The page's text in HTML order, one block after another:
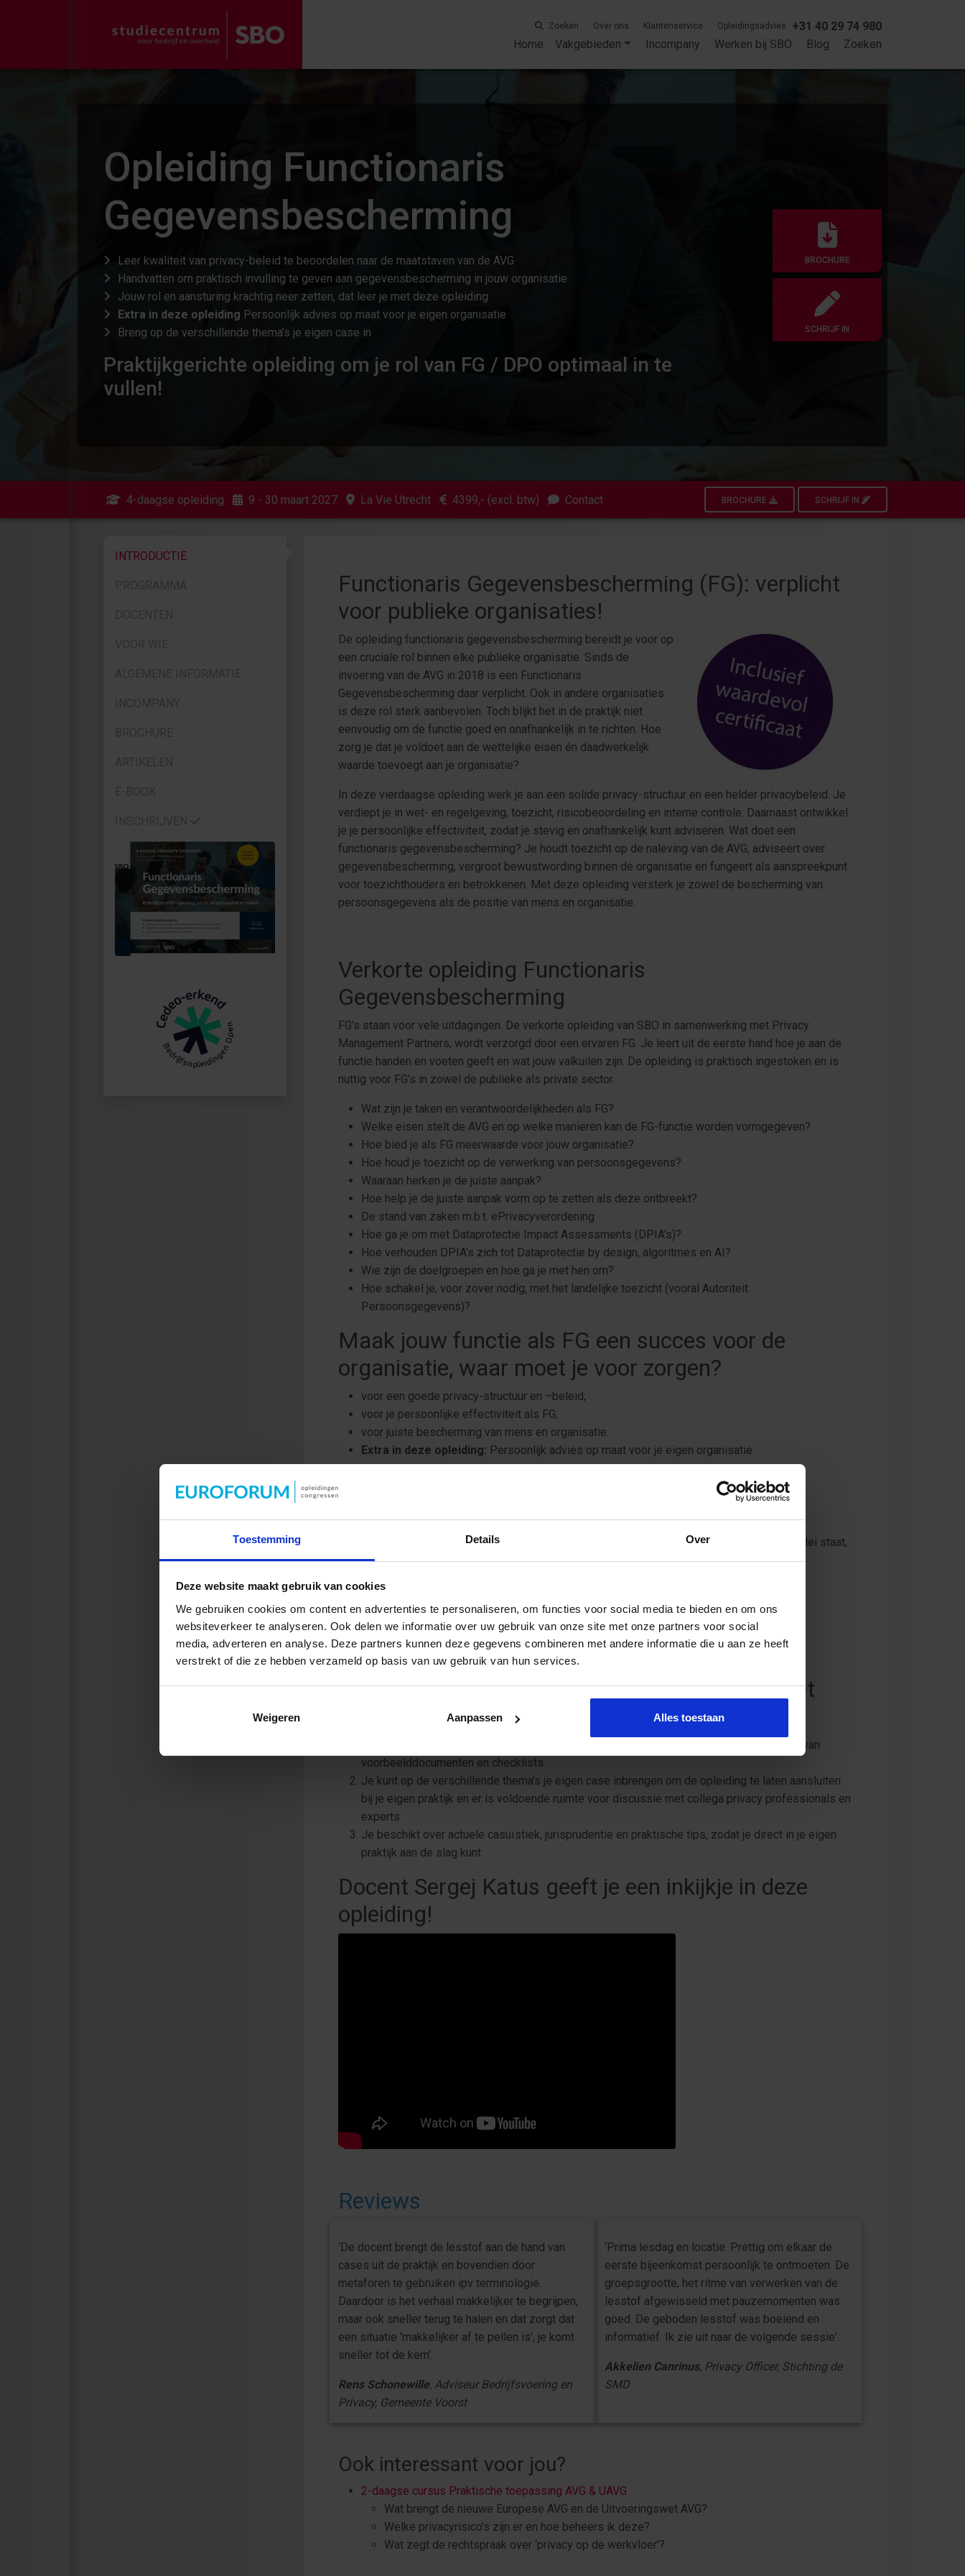
Toestemming Details Over
Deze website maakt gebruik van cookies
We gebruiken cookies om content en advertenties te personaliseren, om functies voor social media te bieden en om ons
websiteverkeer te analyseren. Ook delen we informatie over uw gebruik van onze site met onze partners voor social
media, adverteren en analyse. Deze partners kunnen deze gegevens combineren met andere informatie die u aan ze heeft
verstrekt of die ze hebben verzameld op basis van uw gebruik van hun services.
Weigeren Aanpassen Alles toestaan
Zoeken Over ons Klantenservice Opleidingsadvies
+31 40 29 74 980
Home
Vakgebieden Incompany Werken bij SBO Blog Zoeken
Opleiding Functionaris
Gegevensbescherming
Leer kwaliteit van privacy-beleid te beoordelen naar de maatstaven van de AVG
Handvatten om praktisch invulling te geven aan gegevensbescherming in jouw organisatie
Jouw rol en aansturing krachtig neer zetten, dat leer je met deze opleiding
Extra in deze opleiding Persoonlijk advies op maat voor je eigen organisatie
Breng op de verschillende thema’s je eigen case in
Praktijkgerichte opleiding om je rol van FG / DPO optimaal in te
vullen!
BROCHURE
SCHRIJF IN
4-daagse opleiding 9 - 30 maart 2027 La Vie Utrecht 4399,- (excl. btw) Contact BROCHURE SCHRIJF IN
INTRODUCTIE
Functionaris Gegevensbescherming (FG): verplicht
voor publieke organisaties!
De opleiding functionaris gegevensbescherming bereidt je voor op
een cruciale rol binnen elke publieke organisatie. Sinds de
invoering van de AVG in 2018 is een Functionaris
Gegevensbescherming daar verplicht. Ook in andere organisaties
is deze rol sterk aanbevolen. Toch blijkt het in de praktijk niet
eenvoudig om de functie goed en onafhankelijk in te richten. Hoe
zorg je dat je voldoet aan de wettelijke eisen én daadwerkelijk
waarde toevoegt aan je organisatie?
In deze vierdaagse opleiding werk je aan een solide privacy-structuur en een helder privacybeleid. Je
verdiept je in wet- en regelgeving, toezicht, risicobeoordeling en interne controle. Daarnaast ontwikkel
je je persoonlijke effectiviteit, zodat je stevig en onafhankelijk kunt adviseren. Wat doet een
functionaris gegevensbescherming? Je houdt toezicht op de naleving van de AVG, adviseert over
gegevensbescherming, vergroot bewustwording binnen de organisatie en fungeert als aanspreekpunt
voor toezichthouders en betrokkenen. Met deze opleiding versterk je zowel de bescherming van
persoonsgegevens als de positie van mens en organisatie.
Verkorte opleiding Functionaris
Gegevensbescherming
FG’s staan voor vele uitdagingen. De verkorte opleiding van SBO in samenwerking met Privacy
Management Partners, wordt verzorgd door een ervaren FG. Je leert uit de eerste hand hoe je aan de
functie handen en voeten geeft en wat jouw valkuilen zijn. De opleiding is praktisch ingestoken en is
nuttig voor FG’s in zowel de publieke als private sector.
Wat zijn je taken en verantwoordelijkheden als FG?
Welke eisen stelt de AVG en op welke manieren kan de FG-functie worden vormgegeven?
Hoe bied je als FG meerwaarde voor jouw organisatie?
Hoe houd je toezicht op de verwerking van persoonsgegevens?
Waaraan herken je de juiste aanpak?
Hoe help je de juiste aanpak vorm op te zetten als deze ontbreekt?
De stand van zaken m.b.t. ePrivacyverordening
Hoe ga je om met Dataprotectie Impact Assessments (DPIA’s)?
Hoe verhouden DPIA’s zich tot Dataprotectie by design, algoritmes en AI?
Wie zijn de doelgroepen en hoe ga je met hen om?
Hoe schakel je, voor zover nodig, met het landelijke toezicht (vooral Autoriteit
Persoonsgegevens)?
Maak jouw functie als FG een succes voor de
organisatie, waar moet je voor zorgen?
voor een goede privacy-structuur en –beleid;
voor je persoonlijke effectiviteit als FG;
voor juiste bescherming van mens en organisatie.
Extra in deze opleiding: Persoonlijk advies op maat voor je eigen organisatie
Resultaat van deze verkorte opleiding:
In deze opleiding leer je van een FG met grote AVG-expertise, die zelf met zijn voeten in de klei staat,
veel strategische en praktische zaken:
Welke eisen stelt de AVG aan privacy-beleid en jouw rol als FG?
Hoe regel je zaken in de samenwerkingsketen?
Wat pak je op in de veelheid aan FG-taken en wat laat je los?
Bekijk het programma
3 redenen waarom je de verkorte opleiding moet
Je gaat naar huis met concrete praktijkvoorbeelden en praktische handvatten in de vorm van
voorbeelddocumenten en checklists
Je kunt op de verschillende thema’s je eigen case inbrengen om de opleiding te laten aansluiten
bij je eigen praktijk en er is voldoende ruimte voor discussie met collega privacy professionals en
experts
Je beschikt over actuele casuïstiek, jurisprudentie en praktische tips, zodat je direct in je eigen
praktijk aan de slag kunt
Docent Sergej Katus geeft je een inkijkje in deze
opleiding!
Reviews
‘De docent brengt de lesstof aan de hand van
cases uit de praktijk en bovendien door
metaforen te gebruiken ipv terminologie.
Daardoor is het verhaal makkelijker te begrijpen,
maar ook sneller terug te halen en dat zorgt dat
een situatie 'makkelijker af te pellen is', je komt
sneller tot de kern’.
Rens Schonewille, Adviseur Bedrijfsvoering en
Privacy, Gemeente Voorst
‘Prima lesdag en locatie. Prettig om elkaar de
eerste bijeenkomst persoonlijk te ontmoeten. De
groepsgrootte, het ritme van verwerken van de
lesstof afgewisseld met pauzemomenten was
goed. De geboden lesstof was boeiend en
informatief. Ik zie uit naar de volgende sessie'.
Akkelien Canrinus, Privacy Officer, Stichting de
SMD
Ook interessant voor jou?
2-daagse cursus Praktische toepassing AVG & UAVG
Wat brengt de nieuwe Europese AVG en de Uitvoeringswet AVG?
Welke privacyrisico’s zijn er en hoe beheers ik deze?
Wat zegt de rechtspraak over ‘privacy op de werkvloer’?